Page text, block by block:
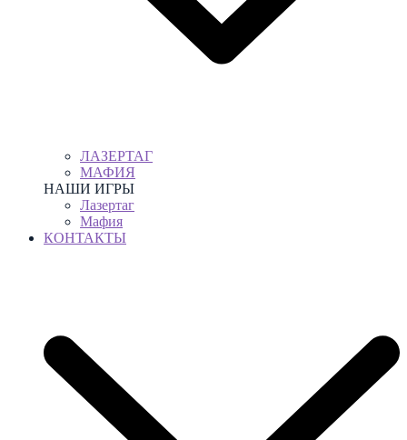
ЛАЗЕРТАГ
МАФИЯ
НАШИ ИГРЫ
Лазертаг
Мафия
КОНТАКТЫ